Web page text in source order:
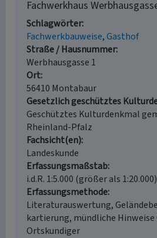
Fachwerkhaus
Schlagwörter
Fachwerkbauweise Gasthof
Straße / Hausnummer
Werbhausgasse 1
Ort
56410 Montabaur
Gesetzlich geschütztes
Geschütztes Kulturdenkmal
Rheinland-Pfalz
Fachsicht(en)
Landeskunde
Erfassungsmaßstab
i.d.R. 1:5.000 (größer als 1:20.000)
Erfassungsmethode
Literaturauswertung,
kartierung, mündliche Hinweise
Ortskundiger